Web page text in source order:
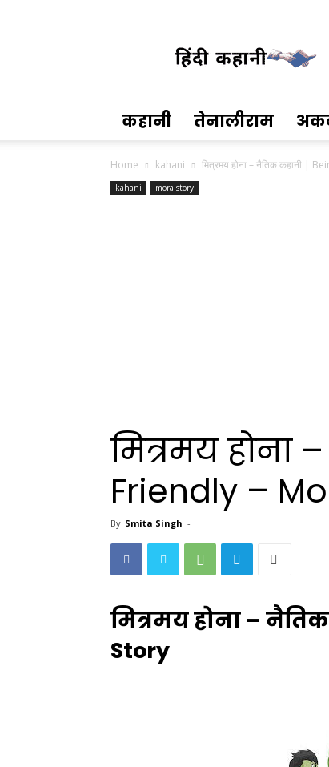
Kahani
कहानी तेनालीराम
Home kahani मित्रमय होना – नैतिक कहानी |
kahani moralstory
मित्रमय होना
Friendly –
By Smita Singh -
मित्रमय होना –
Story